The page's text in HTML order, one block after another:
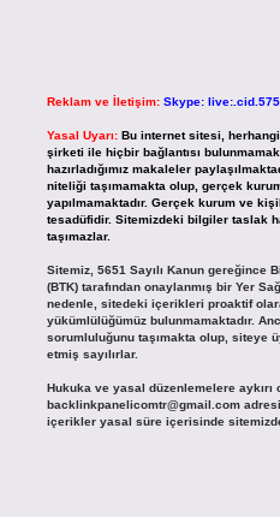
Reklam ve İletişim: Skype:
Yasal Uyarı: Bu internet sitesi,
şirketi ile hiçbir bağlantısı
hazırladığımız makaleler
niteliği taşımamakta olup, gerçek
yapılmamaktadır. Gerçek kurum ve
tesadüfidir. Sitemizdeki bilgiler taslak
taşımazlar.
Sitemiz, 5651 Sayılı Kanun gereğince
(BTK) tarafından onaylanmış bir Yer
nedenle, sitedeki içerikleri proaktif
yükümlülüğümüz bulunmamaktadır.
sorumluluğunu taşımakta olup, siteye
etmiş sayılırlar.
Hukuka ve yasal düzenlemelere
backlinkpanelicomtr@gmail.com
içerikler yasal süre içerisinde